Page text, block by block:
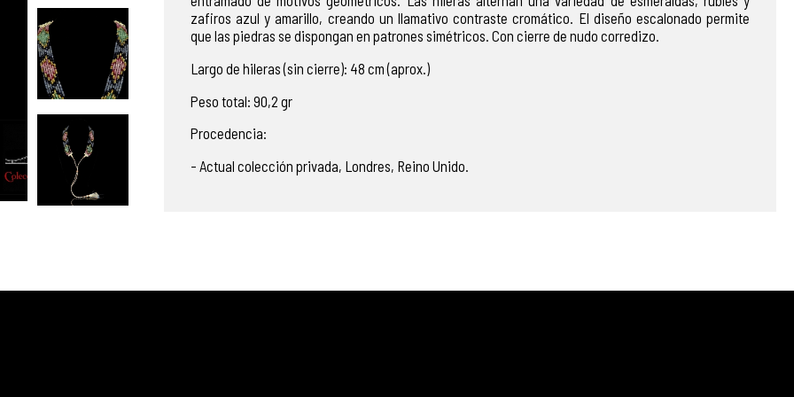
zafiros azul y amarillo, creando un llamativocontrastecromático. El diseño escalonadopermite
que las piedras se dispongan en patrones simétricos. Con cierre de nudo corredizo.
L argo de hileras (sin cierre): 48 cm (aprox.)
Peso total: 90,2 gr
Procedencia:
- Actual colección privada, Londres, Reino Unido.